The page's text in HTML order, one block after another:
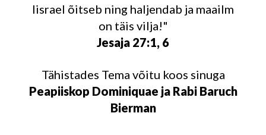
Iisrael õitseb ning haljendab ja maailm
on täis vilja!"
Jesaja 27:1, 6
Tähistades Tema võitu koos sinuga
Peapiiskop Dominiquae ja Rabi Baruch
Bierman